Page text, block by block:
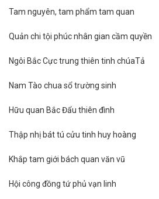
Tam nguyên, tam phẩm tam quan
Quản chi tội phúc nhân gian cầm quyền
Ngôi Bắc Cực trung thiên tinh chúaTả
Nam Tào chua sổ trường sinh
Hữu quan Bắc Đẩu thiên đình
Thập nhị bát tú cửu tinh huy hoàng
Khắp tam giới bách quan văn vũ
Hội công đồng tứ phủ vạn linh